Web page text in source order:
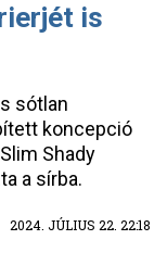
is
sótlan
koncepció
Shady
a sírba.
2024. JÚLIUS 22. 22:18